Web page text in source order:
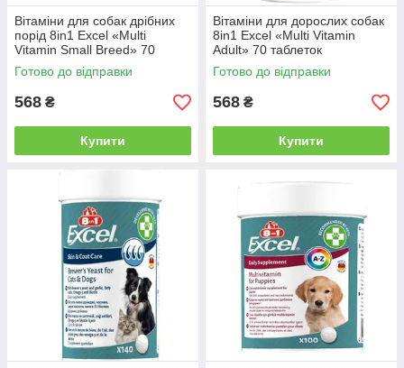
Вітаміни для собак дрібних
порід 8in1 Excel «Multi
Vitamin Small Breed» 70
таблеток (мультивітамін)
Готово до відправки
568 ₴
Купити
Вітаміни для дорослих собак
8in1 Excel «Multi Vitamin
Adult» 70 таблеток
(мультивітамін)
Готово до відправки
568 ₴
Купити